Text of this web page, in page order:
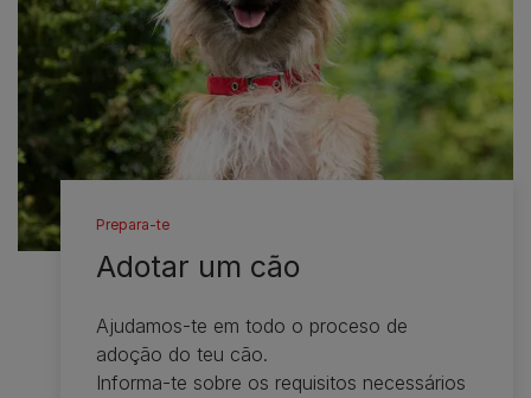
Prepara-te
Adotar um cão
Ajudamos-te em todo o proceso de
adoção do teu cão.​
Informa-te sobre os requisitos necessários